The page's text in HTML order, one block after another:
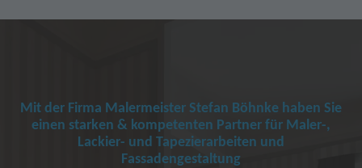
Mit der Firma Malermeister Stefan Böhnke haben Sie
einen starken & kompetenten Partner für Maler-,
Lackier- und Tapezierarbeiten und
Fassadengestaltung